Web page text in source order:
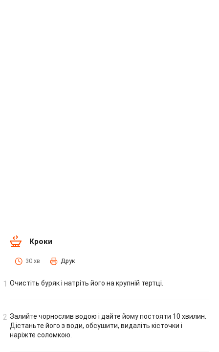
Кроки
30 хв Друк
Очистіть буряк і натріть його на крупній тертці.
Залийте чорнослив водою і дайте йому постояти 10 хвилин.
Дістаньте його з води, обсушити, видаліть кісточки і
наріжте соломкою.